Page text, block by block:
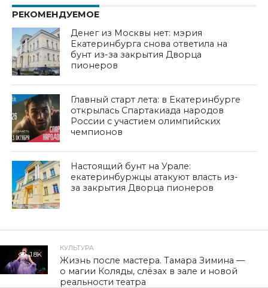
РЕКОМЕНДУЕМОЕ
Денег из Москвы нет: мэрия
Екатеринбурга снова ответила на
бунт из-за закрытия Дворца
пионеров
Главный старт лета: в Екатеринбурге
открылась Спартакиада народов
России с участием олимпийских
чемпионов
Настоящий бунт на Урале:
екатеринбуржцы атакуют власть из-
за закрытия Дворца пионеров
1.8K
КУЛЬТУРА
Жизнь после мастера. Тамара Зимина —
о магии Коляды, слёзах в зале и новой
реальности театра